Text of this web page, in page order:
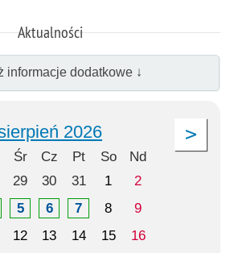
Aktualności
informacje dodatkowe ↓
2026
Śr Cz Pt So
Nd
29 30 31 1
2
5 6 7 8
9
12 13 14 15
16